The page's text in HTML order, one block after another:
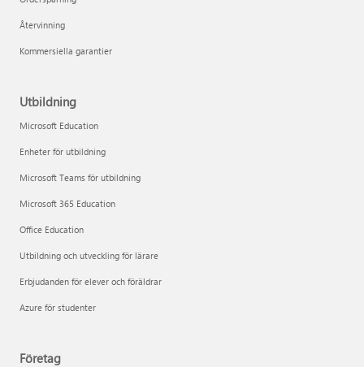
Återvinning
Kommersiella garantier
Utbildning
Microsoft Education
Enheter för utbildning
Microsoft Teams för utbildning
Microsoft 365 Education
Office Education
Utbildning och utveckling för lärare
Erbjudanden för elever och föräldrar
Azure för studenter
Företag